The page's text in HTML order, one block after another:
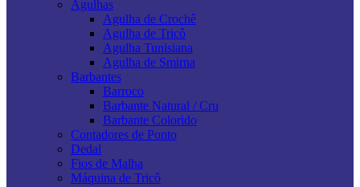
Agulhas
Agulha de Crochê
Agulha de Tricô
Agulha Tunisiana
Agulha de Smirna
Barbantes
Barroco
Barbante Natural / Cru
Barbante Colorido
Contadores de Ponto
Dedal
Fios de Malha
Máquina de Tricô